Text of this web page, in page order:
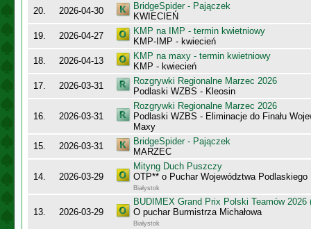
20.
2026-04-30
BridgeSpider - Pajączek
KWIECIEŃ
19.
2026-04-27
KMP na IMP - termin kwietniowy
KMP-IMP - kwiecień
18.
2026-04-13
KMP na maxy - termin kwietniowy
KMP - kwiecień
17.
2026-03-31
Rozgrywki Regionalne Marzec 2026
Podlaski WZBS - Kleosin
16. 2026-03-31
Rozgrywki Regionalne Marzec 2026
Podlaski WZBS - Eliminacje do Finału
Maxy
15.
2026-03-31
BridgeSpider - Pajączek
MARZEC
14. 2026-03-29
Mityng Duch Puszczy
OTP** o Puchar Województwa Podlaskiego
Białystok
13. 2026-03-29
BUDIMEX Grand Prix Polski Teamów 2026
O puchar Burmistrza Michałowa
Białystok